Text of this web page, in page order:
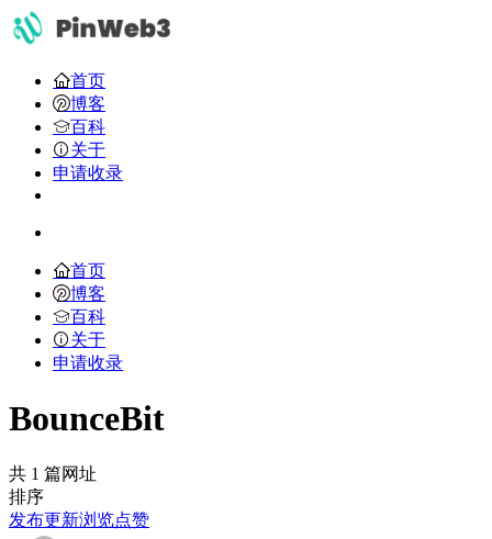
首页
博客
百科
关于
申请收录
首页
博客
百科
关于
申请收录
BounceBit
共 1 篇网址
排序
发布更新浏览点赞